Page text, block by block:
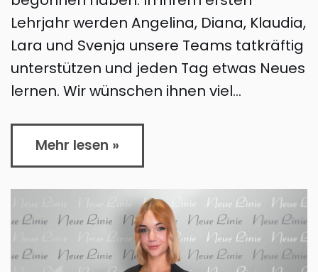
Lehrjahr werden Angelina, Diana, Klaudia,
Lara und Svenja unsere Teams tatkräftig
unterstützen und jeden Tag etwas Neues
lernen. Wir wünschen ihnen viel…
Mehr lesen »